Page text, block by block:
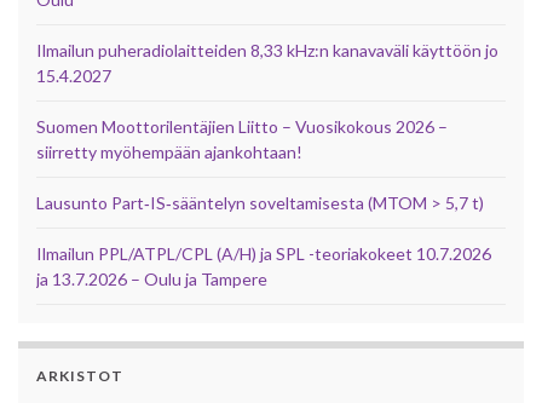
Ilmailun puheradiolaitteiden 8,33 kHz:n kanavaväli käyttöön jo
15.4.2027
Suomen Moottorilentäjien Liitto – Vuosikokous 2026 –
siirretty myöhempään ajankohtaan!
Lausunto Part‑IS‑sääntelyn soveltamisesta (MTOM > 5,7 t)
Ilmailun PPL/ATPL/CPL (A/H) ja SPL -teoriakokeet 10.7.2026
ja 13.7.2026 – Oulu ja Tampere
ARKISTOT